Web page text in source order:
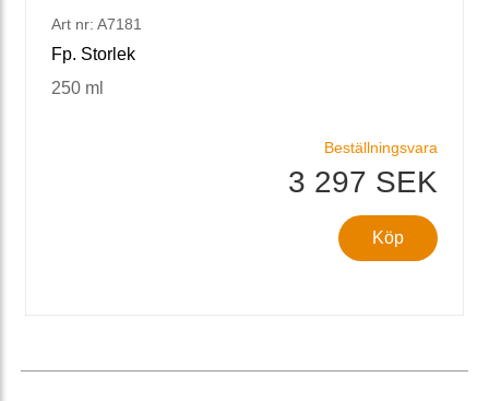
Art nr: A7181
Fp. Storlek
250 ml
Beställningsvara
3 297 SEK
Köp